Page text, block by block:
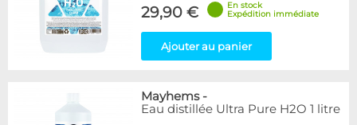
29,90 €
En stock
Expédition immédiate
Ajouter au panier
Mayhems-
Eau distillée Ultra Pure H2O 1 litre